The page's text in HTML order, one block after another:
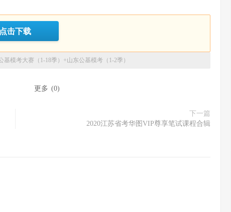
点击下载
基模考大赛（1-18季）+山东公基模考（1-2季）
更多 (0)
下一篇
2020江苏省考华图VIP尊享笔试课程合辑